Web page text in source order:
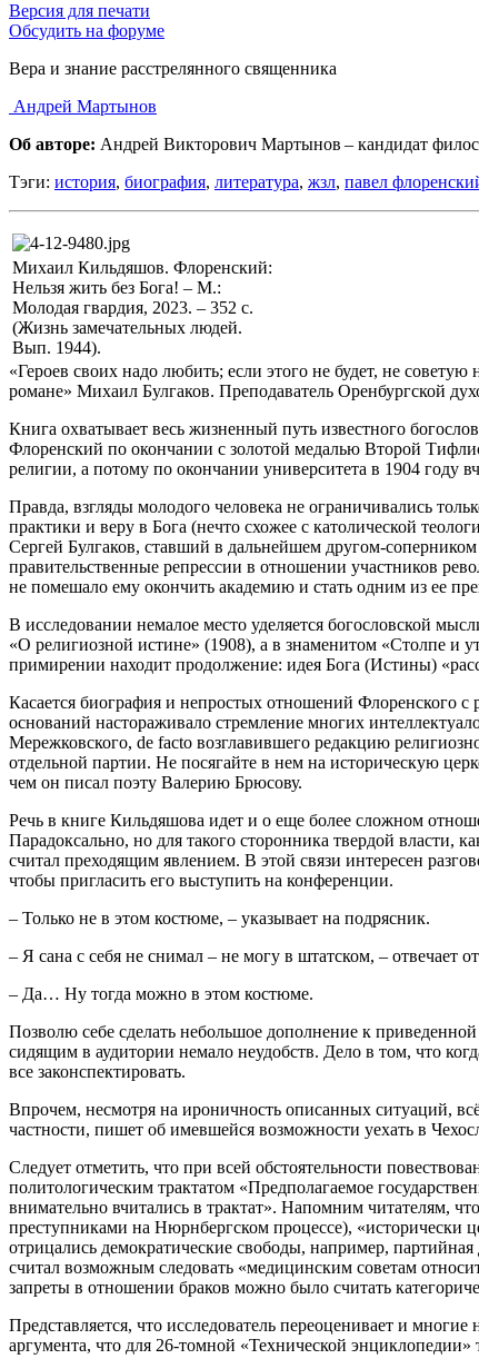
Версия для печати
Обсудить на форуме
Вера и знание расстрелянного священника
Андрей Мартынов
Об авторе: Андрей Викторович Мартынов – кандидат
Тэги: история, биография, литература, жзл, павел
Михаил Кильдяшов. Флоренский:
Нельзя жить без Бога! – М.:
Молодая гвардия, 2023. – 352 с.
(Жизнь замечательных людей.
Вып. 1944).
«Героев своих надо любить; если этого не будет, не
романе» Михаил Булгаков. Преподаватель Оренбургской
Книга охватывает весь жизненный путь известного
Флоренский по окончании с золотой медалью Второй
религии, а потому по окончании университета в 1904 году
Правда, взгляды молодого человека не ограничивались
практики и веру в Бога (нечто схожее с католической
Сергей Булгаков, ставший в дальнейшем другом-
правительственные репрессии в отношении участников
не помешало ему окончить академию и стать одним из ее
В исследовании немалое место уделяется богословской
«О религиозной истине» (1908), а в знаменитом «Столпе и
примирении находит продолжение: идея Бога (Истины)
Касается биография и непростых отношений Флоренского
оснований настораживало стремление многих
Мережковского, de facto возглавившего редакцию
отдельной партии. Не посягайте в нем на историческую
чем он писал поэту Валерию Брюсову.
Речь в книге Кильдяшова идет и о еще более сложном
Парадоксально, но для такого сторонника твердой власти,
считал преходящим явлением. В этой связи интересен
чтобы пригласить его выступить на конференции.
– Только не в этом костюме, – указывает на подрясник.
– Я сана с себя не снимал – не могу в штатском, – отвечает
– Да… Ну тогда можно в этом костюме.
Позволю себе сделать небольшое дополнение к
сидящим в аудитории немало неудобств. Дело в том, что
все законспектировать.
Впрочем, несмотря на ироничность описанных ситуаций,
частности, пишет об имевшейся возможности уехать в
Следует отметить, что при всей обстоятельности
политологическим трактатом «Предполагаемое
внимательно вчитались в трактат». Напомним читателям,
преступниками на Нюрнбергском процессе), «исторически
отрицались демократические свободы, например,
считал возможным следовать «медицинским советам
запреты в отношении браков можно было считать
Представляется, что исследователь переоценивает и
аргумента, что для 26-томной «Технической энциклопедии»